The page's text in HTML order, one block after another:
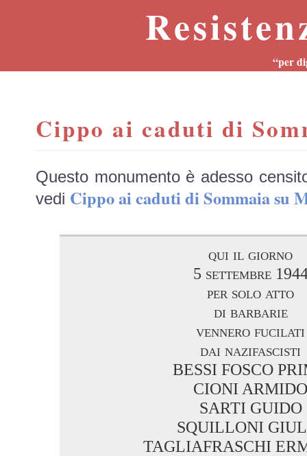
“per
Cippo ai caduti di
Questo monumento è adesso
vedi Cippo ai caduti di Sommaia su
qui il giorno
5 settembre
per solo atto
di barbarie
vennero fucilati
dai nazifascisti
BESSI FOSCO
CIONI ARMIDO
SARTI GUIDO
SQUILLONI
TAGLIAFRASCHI